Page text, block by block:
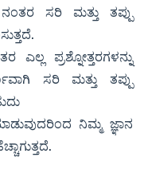
ಸರಿ ಮತ್ತು ತಪ್ಪು
ಪ್ರಶ್ನೋತ್ತರಗಳನ್ನು
ಸರಿ ಮತ್ತು ತಪ್ಪು
ನಿಮ್ಮ ಜ್ಞಾನ